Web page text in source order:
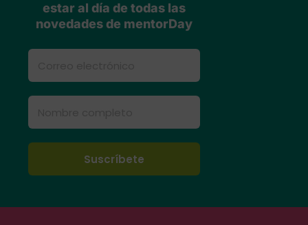
estar al día de todas las
novedades de mentorDay